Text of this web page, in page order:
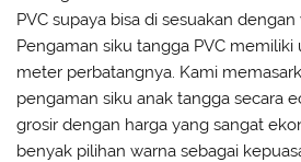
PVC supaya bisa di sesuakan
Pengaman siku tangga PVC memiliki
meter perbatangnya. Kami
pengaman siku anak tangga secara
grosir dengan harga yang sangat
benyak pilihan warna sebagai